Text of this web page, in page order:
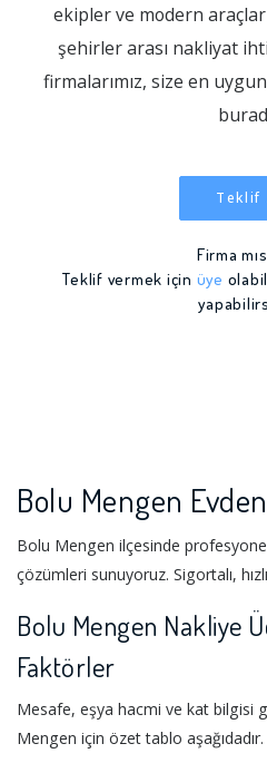
ekipler ve modern
şehirler arası nakliyat
firmalarımız, size en
Teklif
Firma
Teklif vermek için üye
Bolu Mengen
Bolu Mengen ilçesinde
çözümleri sunuyoruz. Sigortalı,
Bolu Mengen Nakliye
Faktörler
Mesafe, eşya hacmi ve kat bilgisi
Mengen için özet tablo aşağıdadır.